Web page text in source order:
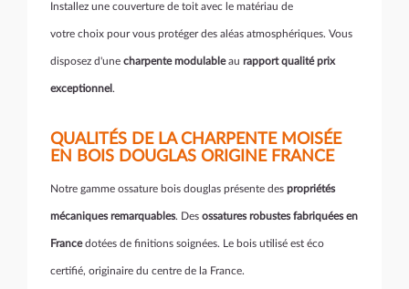
Installez une couverture de toit avec le matériau de
votre choix pour vous protéger des aléas atmosphériques. Vous
disposez d'une charpente modulableau rapport qualité prix
exceptionnel .
QUALITÉS DE LA CHARPENTE MOISÉE
EN BOIS DOUGLAS ORIGINE FRANCE
Notre gamme ossature bois douglas présente des propriétés
mécaniques remarquables. Des ossatures robustes fabriquées en
Francedotées de finitions soignées. Le bois utilisé est éco
certifié, originaire du centre de la France.